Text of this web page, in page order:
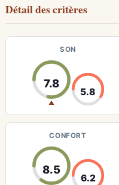
Détail des critères
SON
7.8
▲
5.8
CONFORT
8.5
6.2